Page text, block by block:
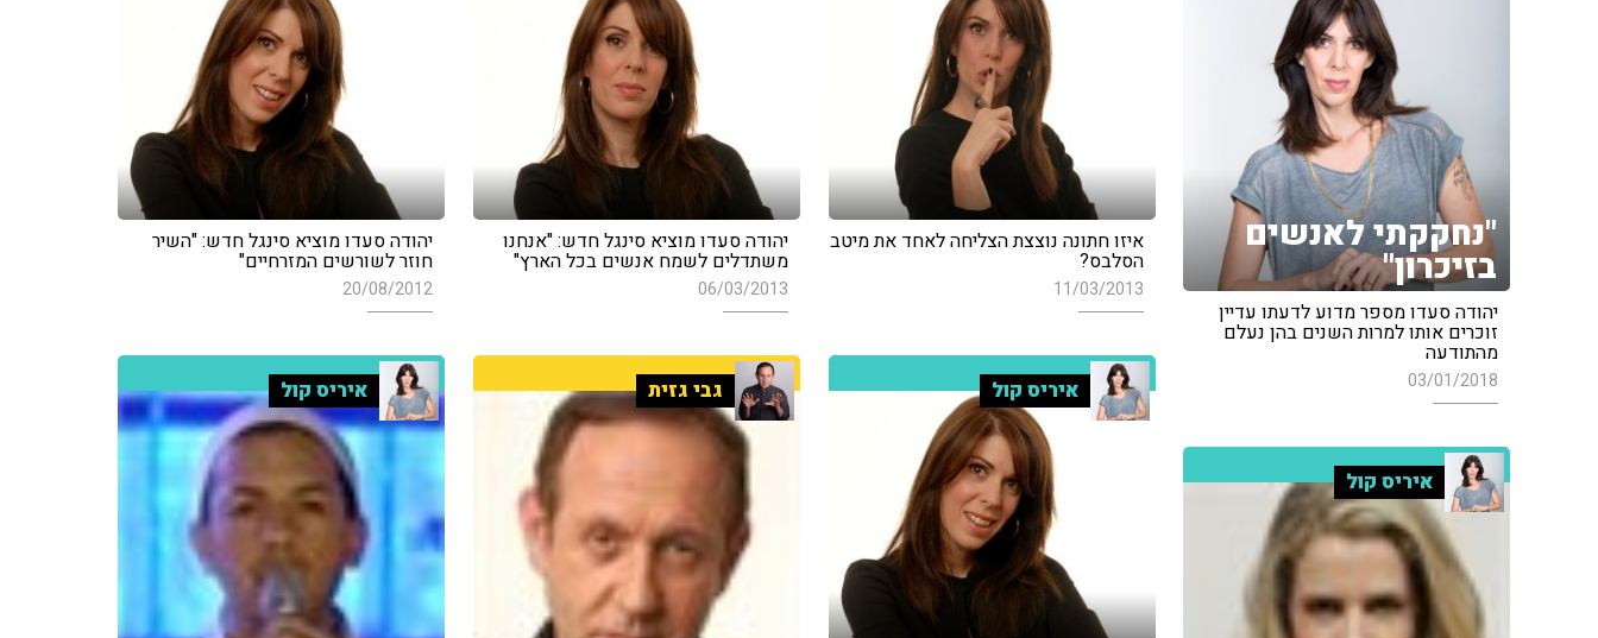
"נחקקתי לאנשים
בזיכרון"
יהודה סעדו מספר מדוע לדעתו עדיין
זוכרים אותו למרות השנים בהן נעלם
מהתודעה
03/01/2018
איזו חתונה נוצצת הצליחה לאחד את מיטב
הסלבס?
11/03/2013
יהודה סעדו מוציא סינגל חדש: "אנחנו
משתדלים לשמח אנשים בכל הארץ"
06/03/2013
יהודה סעדו מוציא סינגל חדש: "השיר
חוזר לשורשים המזרחיים"
20/08/2012
איריס קול גבי גזית איריס קול
איריס קול